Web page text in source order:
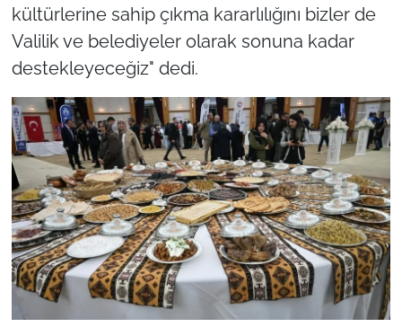
kültürlerine sahip çıkma kararlılığını bizler de
Valilik ve belediyeler olarak sonuna kadar
destekleyeceğiz" dedi.